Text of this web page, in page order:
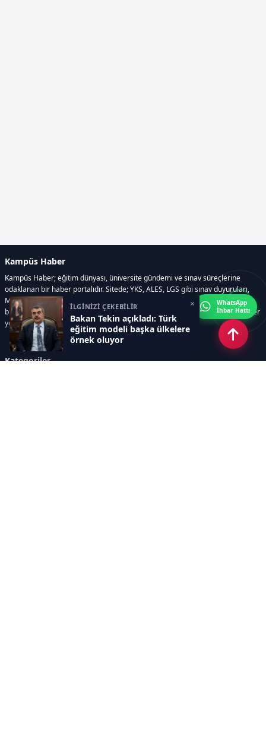
İLGİNİZİ ÇEKEBİLİR
Bakan Tekin açıkladı: Türk
eğitim modeli başka ülkelere
örnek oluyor
×
Kampüs Haber
Kampüs Haber; eğitim dünyası, üniversite gündemi ve sınav süreçlerine
odaklanan bir haber portalıdır. Sitede; YKS, ALES, LGS gibi sınav duyuruları,
Milli Eğitim Bakanlığı gelişmeleri, üniversite haberleri, rehberlik içerikleri,
bilim ve teknoloji alanındaki yenilikler ile öğrenci yaşamına dair güncel bilgiler
yer alır.
Kategoriler
WhatsApp
İhbar Hattı